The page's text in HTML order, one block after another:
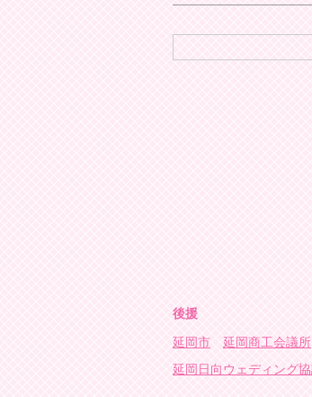
後援
延岡市
延岡商工会議所
延岡日向ウェディング